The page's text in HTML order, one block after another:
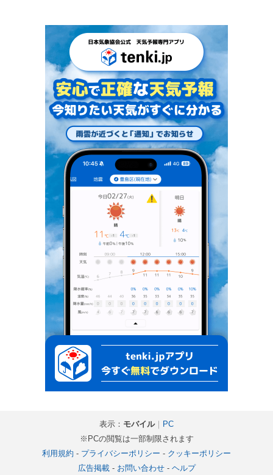
表示： モバイル｜ PC
※PCの閲覧は一部制限されます
利用規約 - プライバシーポリシー - クッキーポリシー
広告掲載- お問い合わせ- ヘルプ